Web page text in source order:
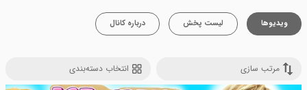
ویدیوها لیست پخش درباره کانال
انتخاب دسته‌بندی مرتب سازی